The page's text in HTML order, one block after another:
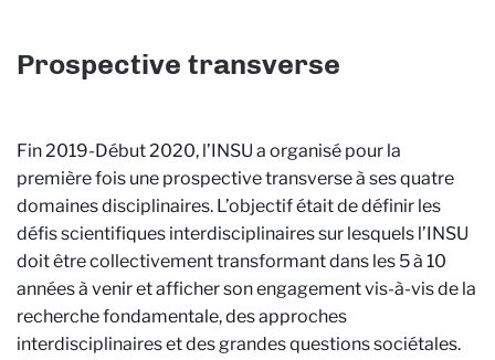
Prospective transverse
Fin 2019-Début 2020, l’INSU a organisé pour la
première fois une prospective transverse à ses quatre
domaines disciplinaires. L’objectif était de définir les
défis scientifiques interdisciplinaires sur lesquels l’INSU
doit être collectivement transformant dans les 5 à 10
années à venir et afficher son engagement vis-à-vis de la
recherche fondamentale, des approches
interdisciplinaires et des grandes questions sociétales.